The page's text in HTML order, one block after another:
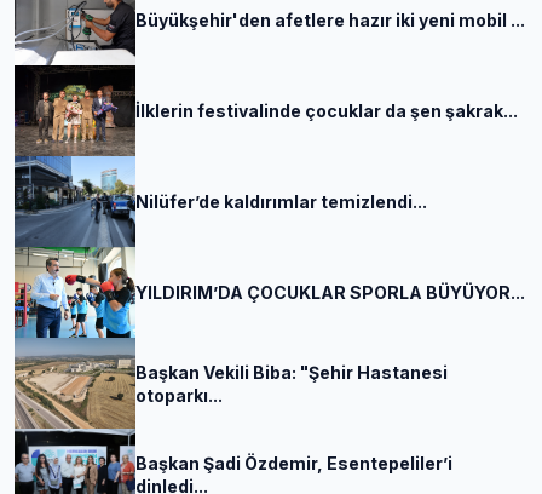
Büyükşehir'den afetlere hazır iki yeni mobil ...
İlklerin festivalinde çocuklar da şen şakrak...
Nilüfer’de kaldırımlar temizlendi...
YILDIRIM’DA ÇOCUKLAR SPORLA BÜYÜYOR...
Başkan Vekili Biba: "Şehir Hastanesi
otoparkı...
Başkan Şadi Özdemir, Esentepeliler’i
dinledi...